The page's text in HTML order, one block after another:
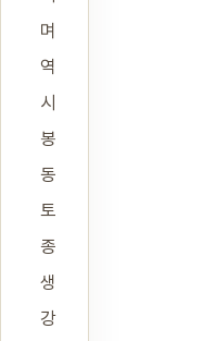
며
역
시
봉
동
토
종
생
강